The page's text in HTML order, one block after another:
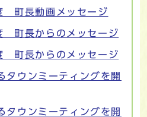
町長動画メッセージ
町長からのメッセージ
町長からのメッセージ
ウンミーティングを開
ウンミーティングを開